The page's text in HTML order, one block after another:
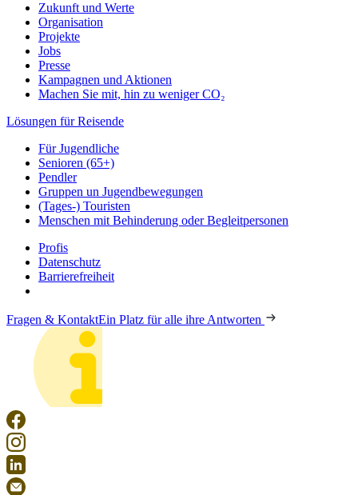
Zukunft und Werte
Organisation
Projekte
Jobs
Presse
Kampagnen und Aktionen
Machen Sie mit, hin zu weniger CO₂
Lösungen für Reisende
Für Jugendliche
Senioren (65+)
Pendler
Gruppen un Jugendbewegungen
(Tages-) Touristen
Menschen mit Behinderung oder Begleitpersonen
Profis
Datenschutz
Barrierefreiheit
Fragen & KontaktEin Platz für alle ihre Antworten